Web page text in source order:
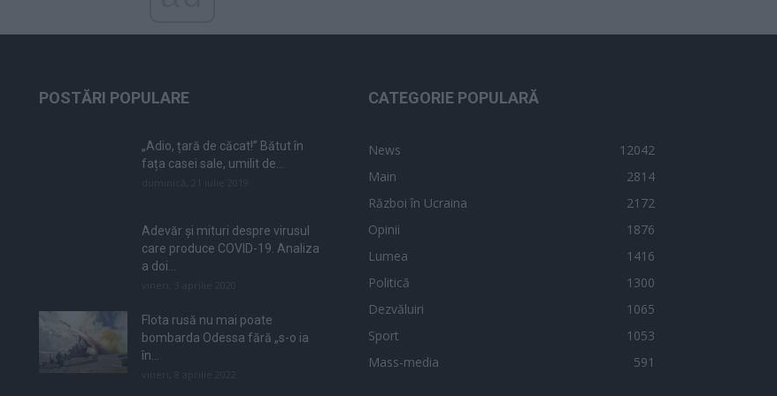
POSTĂRI POPULARE
„Adio, țară de căcat!” Bătut în
fața casei sale, umilit de...
Adevăr și mituri despre virusul
care produce COVID-19. Analiza
a doi...
Flota rusă nu mai poate
bombarda Odessa fără „s-o ia
în...
CATEGORIE POPULARĂ
News
12042
Main
2814
Război în Ucraina
2172
Opinii
1876
Lumea
1416
Politică
1300
Dezvăluiri
1065
Sport
1053
Mass-media
591